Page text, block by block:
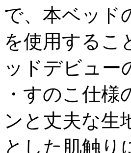
で、本ベッド
を使用するこ
ッドデビュー
・すのこ仕
ンと丈夫な生
とした肌触り